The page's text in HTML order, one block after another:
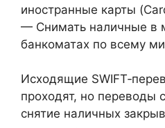
иностранные карты
— Снимать наличные в
банкоматах по всему
Исходящие
проходят, но переводы
снятие наличных